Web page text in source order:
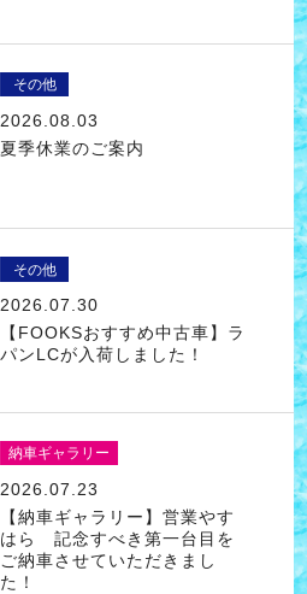
その他
2026.08.03
夏季休業のご案内
その他
2026.07.30
【FOOKSおすすめ中古車】ラ
パンLCが入荷しました！
納車ギャラリー
2026.07.23
【納車ギャラリー】営業やす
はら 記念すべき第一台目を
ご納車させていただきまし
た！